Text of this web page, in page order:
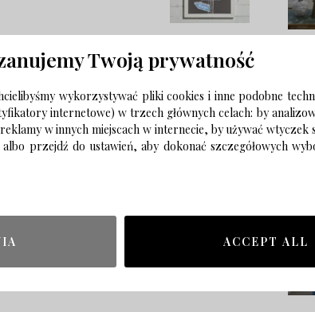
Twoją prywatność
wykorzystywać pliki cookies i inne podobne
internetowe) w trzech głównych celach: by
w innych miejscach w internecie, by używać wtyczek
przejdź do ustawień, aby dokonać szczegółowych
ACCEPT ALL